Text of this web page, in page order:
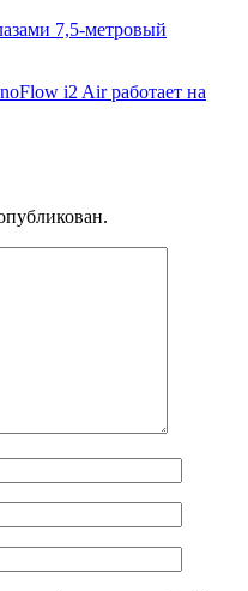
7,5-метровый
i2 Air работает на